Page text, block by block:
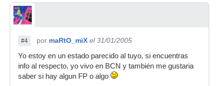
#4 por maRtO_miX el 31/01/2005
Yo estoy en un estado parecido al tuyo, si encuentras
info al respecto, yo vivo en BCN y también me gustaria
saber si hay algun FP o algo